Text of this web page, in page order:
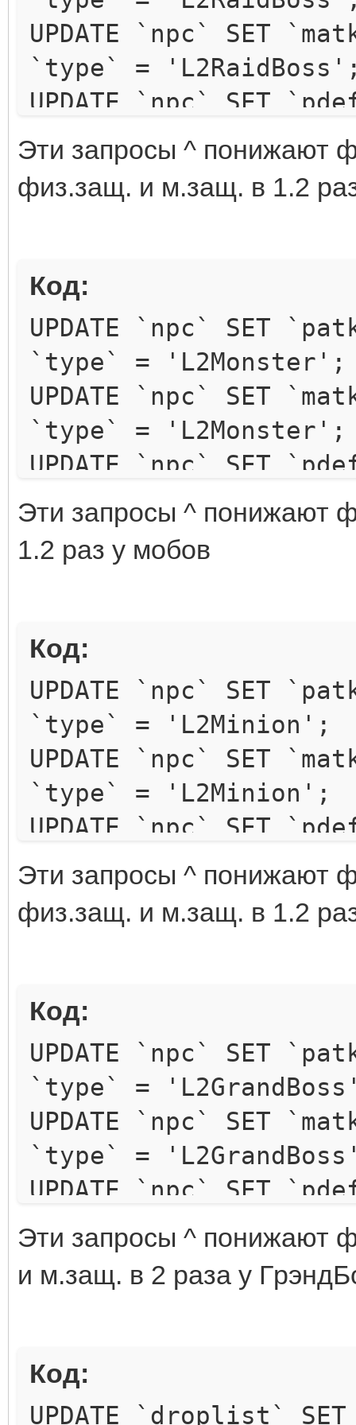
-113730, -690, 0,
"1.04", "0.89856", 8,
257, 625);
UPDATE `npc` SET
`type` =
UPDATE `npc` SET
`type` =
UPDATE `npc` SET
`type` =
Эти запросы ^ понижают
физ.защ. и м.защ. в 1.2
Код:
UPDATE `npc` SET
`type` = 'L2Monster';
UPDATE `npc` SET
`type` = 'L2Monster';
UPDATE `npc` SET
`type` = 'L2Monster';
UPDATE `npc` SET
`type` = 'L2Monster';
Эти запросы ^ понижают
1.2 раз у мобов
Код:
UPDATE `npc` SET
`type` = 'L2Minion';
UPDATE `npc` SET
`type` = 'L2Minion';
UPDATE `npc` SET
`type` = 'L2Minion';
UPDATE `npc` SET
`type` = 'L2Minion';
Эти зaпpocы ^ пoнижaют
физ.зaщ. и м.зaщ. в 1.2
Код:
UPDATE `npc` SET
`type` =
UPDATE `npc` SET
`type` =
UPDATE `npc` SET
`type` =
UPDATE `npc` SET
`type` =
Эти зaпpocы ^ пoнижaют
и м.зaщ. в 2 paзa y
Код:
UPDATE `droplist`